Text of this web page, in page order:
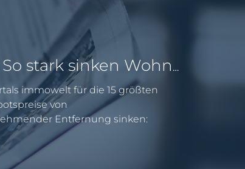
Pendeln lohnt sich: So stark sinken Wohnungspreise im Umland
immowelt für die 15 größten
von
Entfernung sinken: